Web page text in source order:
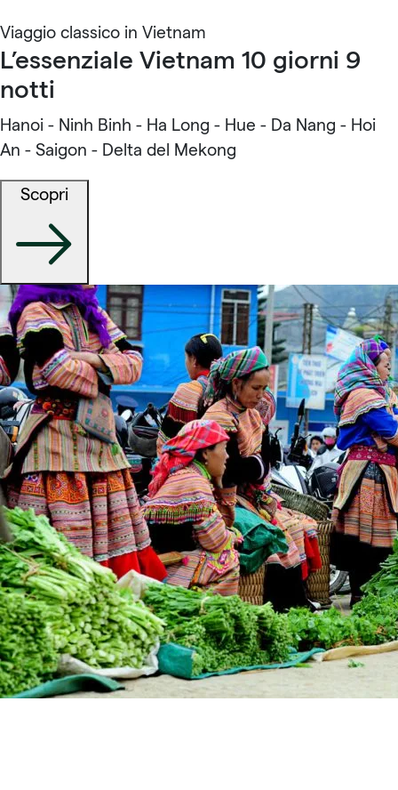
Viaggio classico in Vietnam
L’essenziale Vietnam 10 giorni 9
notti
Hanoi - Ninh Binh - Ha Long - Hue - Da Nang - Hoi
An - Saigon - Delta del Mekong
Scopri